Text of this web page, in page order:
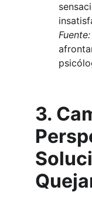
Fuente:
3.